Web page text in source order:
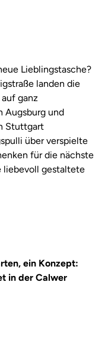
Lieblingstasche?
landen die
ganz
Augsburg und
Stuttgart
über verspielte
für die nächste
liebevoll gestaltete
ein Konzept:
in der Calwer